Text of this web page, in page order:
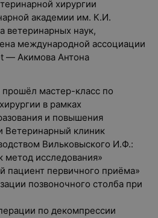
хирургии
академии им. К.И.
ветеринарных наук,
международной ассоциации
— Акимова Антона
прошёл мастер-класс по
в рамках
и повышения
Ветеринарный клиник
Вильковыского И.Ф.:
исследования»
пациент первичного приёма»
позвоночного столба при
по декомпрессии